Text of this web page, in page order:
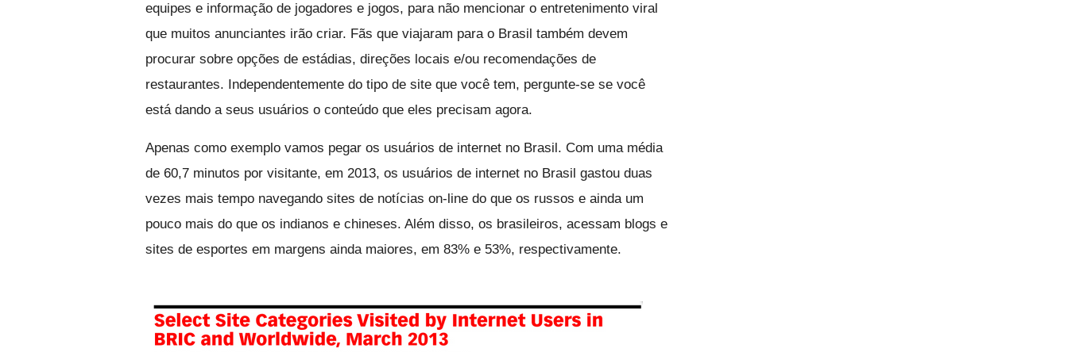
equipes e informação de jogadores e jogos, para não mencionar o entretenimento viral
que muitos anunciantes irão criar. Fãs que viajaram para o Brasil também devem
procurar sobre opções de estádias, direções locais e/ou recomendações de
restaurantes. Independentemente do tipo de site que você tem, pergunte-se se você
está dando a seus usuários o conteúdo que eles precisam agora.
Apenas como exemplo vamos pegar os usuários de internet no Brasil. Com uma média
de 60,7 minutos por visitante, em 2013, os usuários de internet no Brasil gastou duas
vezes mais tempo navegando sites de notícias on-line do que os russos e ainda um
pouco mais do que os indianos e chineses. Além disso, os brasileiros, acessam blogs e
sites de esportes em margens ainda maiores, em 83% e 53%, respectivamente.